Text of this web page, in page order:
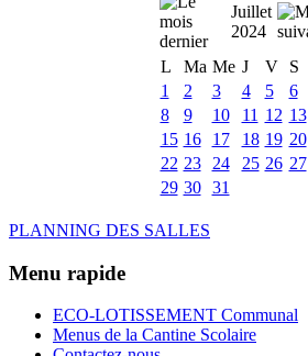
Juillet
2024
L
Ma Me J V S
1
2 3 4 5 6
8
9 10 11 12 13
15 16 17 18 19 20
22 23 24 25 26 27
29 30 31
PLANNING DES SALLES
Menu rapide
ECO-LOTISSEMENT Communal
Menus de la Cantine Scolaire